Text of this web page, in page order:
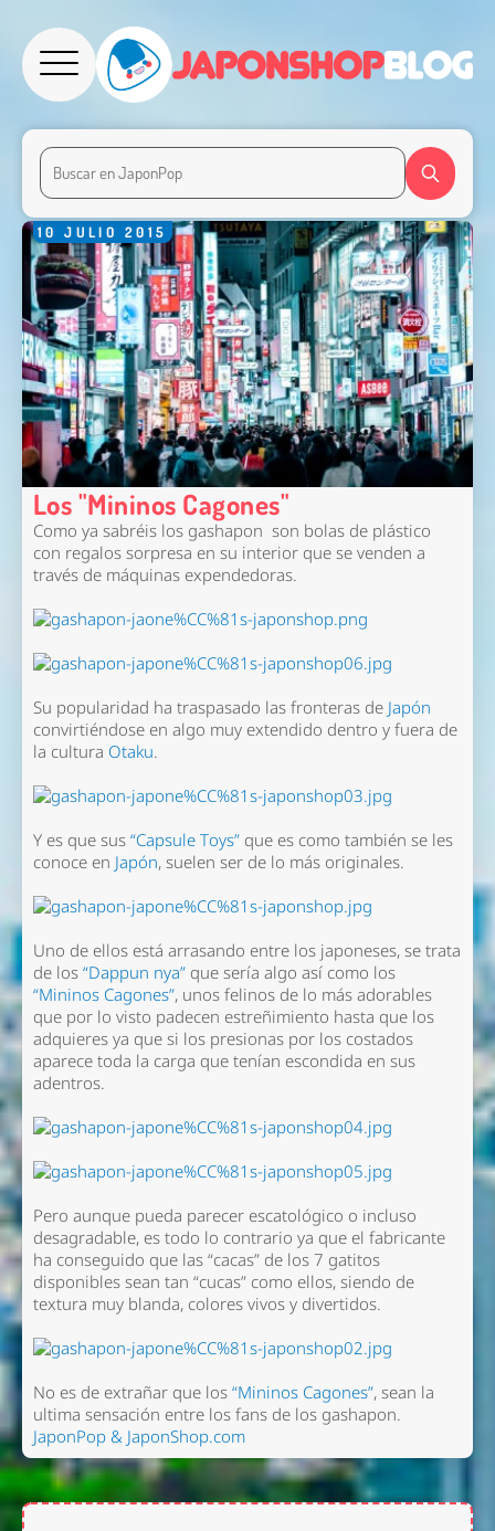
10 JULIO 2015
Los "Mininos Cagones"
Como ya sabréis los gashapon son bolas de plástico
con regalos sorpresa en su interior que se venden a
través de máquinas expendedoras.
Su popularidad ha traspasado las fronteras de Japón
convirtiéndose en algo muy extendido dentro y fuera de
la cultura Otaku.
Y es que sus“Capsule Toys”que es como también se les
conoce en Japón, suelen ser de lo más originales.
Uno de ellos está arrasando entre los japoneses, se trata
de los“Dappun nya”que sería algo así como los
“Mininos Cagones”, unos felinos de lo más adorables
que por lo visto padecen estreñimiento hasta que los
adquieres ya que si los presionas por los costados
aparece toda la carga que tenían escondida en sus
adentros.
Pero aunque pueda parecer escatológico o incluso
desagradable, es todo lo contrario ya que el fabricante
ha conseguido que las “cacas” de los 7 gatitos
disponibles sean tan “cucas” como ellos, siendo de
textura muy blanda, colores vivos y divertidos.
No es de extrañar que los“Mininos Cagones”, sean la
ultima sensación entre los fans de los gashapon.
JaponPop & JaponShop.com